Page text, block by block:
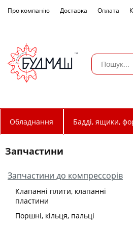
Про компанію Доставка Оплата
Обладнання Бадді, ящики,
Запчастини
Запчастини до компрессорів
Клапанні плити, клапанні
пластини
Поршні, кільця, пальці